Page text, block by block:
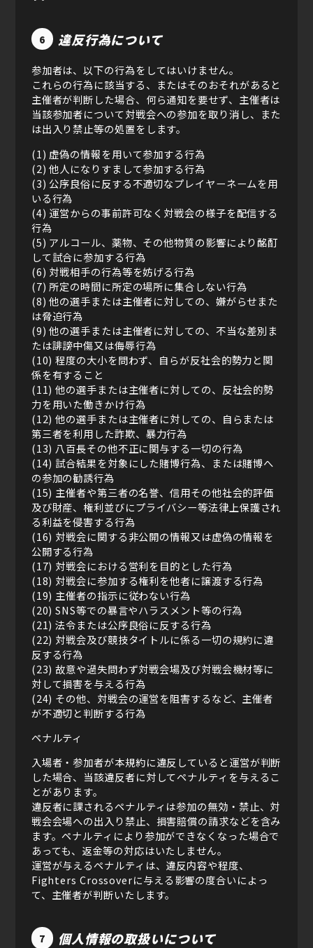
6 違反行為について
参加者は、以下の行為をしてはいけません。
これらの行為に該当する、またはそのおそれがあると
主催者が判断した場合、何ら通知を要せず、主催者は
当該参加者について対戦会への参加を取り消し、また
は出入り禁止等の処置をします。
(1) 虚偽の情報を用いて参加する行為
(2) 他人になりすまして参加する行為
(3) 公序良俗に反する不適切なプレイヤーネームを用
いる行為
(4) 運営からの事前許可なく対戦会の様子を配信する
行為
(5) アルコール、薬物、その他物質の影響により酩酊
して試合に参加する行為
(6) 対戦相手の行為等を妨げる行為
(7) 所定の時間に所定の場所に集合しない行為
(8) 他の選手または主催者に対しての、嫌がらせまた
は脅迫行為
(9) 他の選手または主催者に対しての、不当な差別ま
たは誹謗中傷又は侮辱行為
(10) 程度の大小を問わず、自らが反社会的勢力と関
係を有すること
(11) 他の選手または主催者に対しての、反社会的勢
力を用いた働きかけ行為
(12) 他の選手または主催者に対しての、自らまたは
第三者を利用した詐欺、暴力行為
(13) 八百長その他不正に関与する一切の行為
(14) 試合結果を対象にした賭博行為、または賭博へ
の参加の勧誘行為
(15) 主催者や第三者の名誉、信用その他社会的評価
及び財産、権利並びにプライバシー等法律上保護され
る利益を侵害する行為
(16) 対戦会に関する非公開の情報又は虚偽の情報を
公開する行為
(17) 対戦会における営利を目的とした行為
(18) 対戦会に参加する権利を他者に譲渡する行為
(19) 主催者の指示に従わない行為
(20) SNS等での暴言やハラスメント等の行為
(21) 法令または公序良俗に反する行為
(22) 対戦会及び競技タイトルに係る一切の規約に違
反する行為
(23) 故意や過失問わず対戦会場及び対戦会機材等に
対して損害を与える行為
(24) その他、対戦会の運営を阻害するなど、主催者
が不適切と判断する行為
ペナルティ
入場者・参加者が本規約に違反していると運営が判断
した場合、当該違反者に対してペナルティを与えるこ
とがあります。
違反者に課されるペナルティは参加の無効・禁止、対
戦会会場への出入り禁止、損害賠償の請求などを含み
ます。ペナルティにより参加ができなくなった場合で
あっても、返金等の対応はいたしません。
運営が与えるペナルティは、違反内容や程度、
Fighters Crossoverに与える影響の度合いによっ
て、主催者が判断いたします。
7 個人情報の取扱いについて